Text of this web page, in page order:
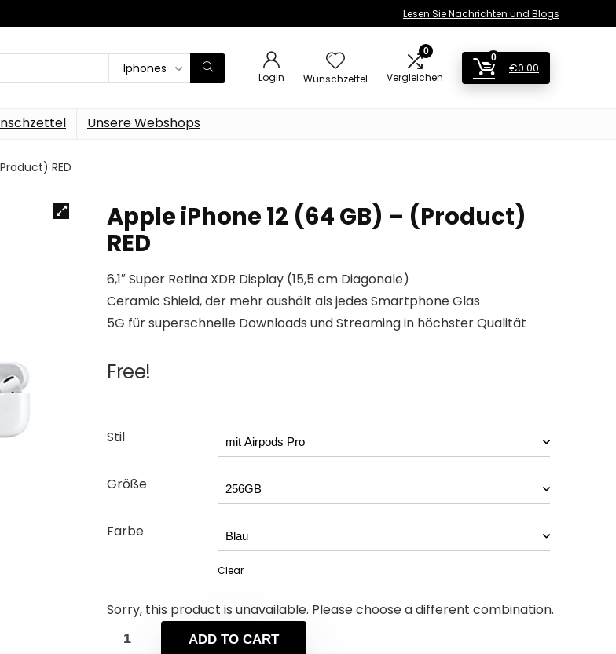
Lesen Sie Nachrichten und Blogs
Iphones
Login Wunschzettel
0
Vergleichen
0
€0.00
Unsere Webshops
RED
Apple iPhone 12 (64 GB) – (Product)
RED
6,1″ Super Retina XDR Display (15,5 cm Diagonale)
Ceramic Shield, der mehr aushält als jedes Smartphone Glas
5G für superschnelle Downloads und Streaming in höchster Qualität
Free!
Stil
Größe
Farbe
Clear
Sorry, this product is unavailable. Please choose a different combination.
ADD TO CART